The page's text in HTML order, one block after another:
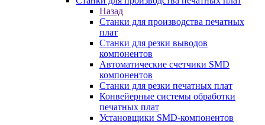
Назад
Станки для производства печатных
плат
Станки для резки выводов
компонентов
Автоматические счетчики SMD
компонентов
Станки для резки печатных плат
Конвейерные системы обработки
печатных плат
Установщики SMD-компонентов